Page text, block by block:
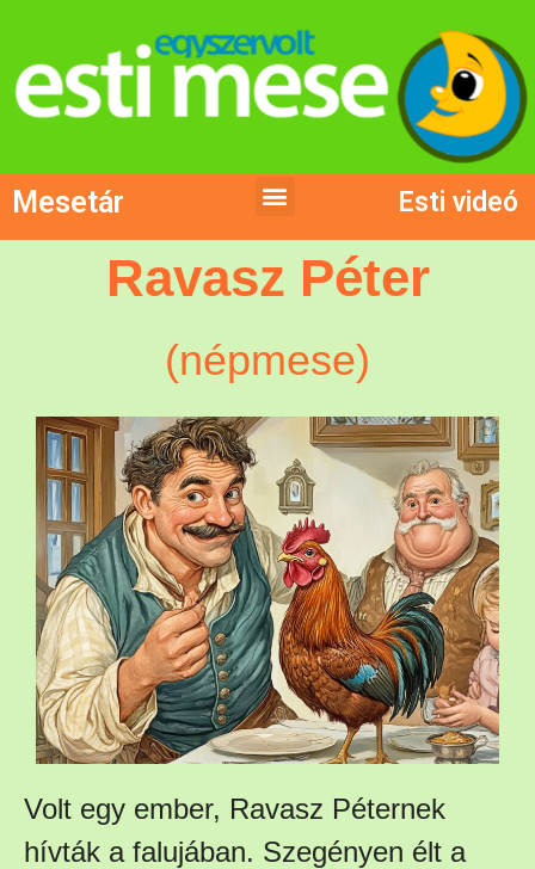
Mesetár Esti videó
Ravasz Péter
(népmese)
Volt egy ember, Ravasz Péternek
hívták a falujában. Szegényen élt a